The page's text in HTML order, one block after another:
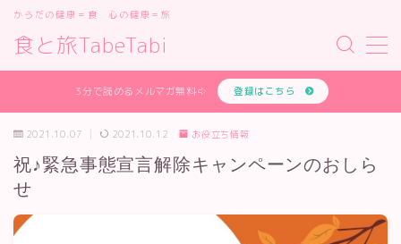
食と旅TabeTabi
からだの健康＝食 心の健康＝旅
MENU
あなたの体質を無料で診断します
お問い合わせフォーム
オンライン講座
サイトマップ
デモプリセット記事 #1
デモプリセット記事 #2
デモプリセット記事 #2
デモプリセット記事 #3
3分で読めるメルマガ無料⇨ 登録はこちら
2021.10.07 2021.10.12 お役立ち情報
祝♪緊急事態宣言解除キャンペーンのおしら
せ